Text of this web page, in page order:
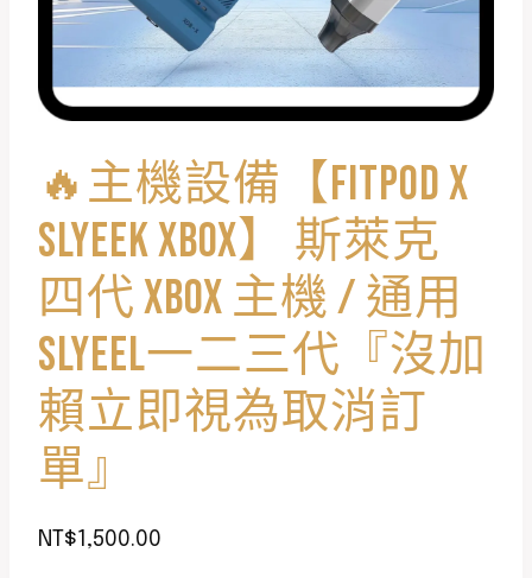
🔥主機設備【FITPOD X
SLYEEK XBOX】 斯萊克
四代 XBOX 主機 / 通用
SLYEEL一二三代『沒加
賴立即視為取消訂
單』
NT$1,500.00